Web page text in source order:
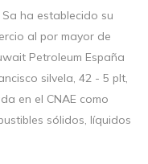
ha establecido su
al por mayor de
Petroleum España
silvela, 42 - 5 plt,
en el CNAE como
sólidos, líquidos